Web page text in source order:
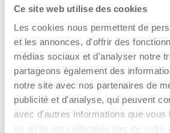
Ce site web utilise des cookies
Les cookies nous permettent de
et les annonces, d'offrir des
médias sociaux et d'analyser notre
partageons également des
notre site avec nos partenaires de
publicité et d'analyse, qui peuvent
avec d'autres informations que vous
ou qu'ils ont collectées lors de votre
Cote de sécurité: autres
Non-spécifié
Assurances et
Possède ses propres assurances